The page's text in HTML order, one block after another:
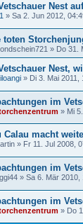
Nest
» Sa 2. Jun 2012,
toten
» Do 31.
Nest,
» Di 3. Mai 2011,
im
» Mi
Calau macht
» Fr 11. Jul 2008,
im
» Sa 6. Mär 2010,
im
» Do